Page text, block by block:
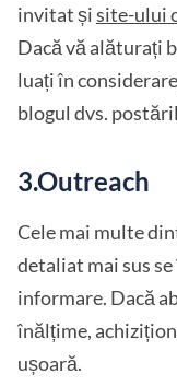
invitat șisite-ului
Dacă vă alăturați
luați în
blogul dvs.
3.Outreach
Cele mai multe
detaliat mai sus
informare. Dacă
înălțime,
ușoară.